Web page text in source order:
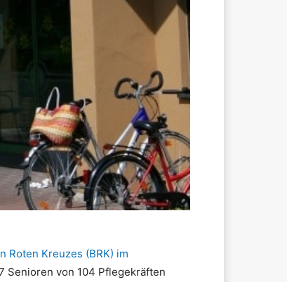
Roten Kreuzes (BRK) im
Senioren von 104 Pflegekräften